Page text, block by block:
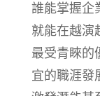
誰能掌握企
就能在越演
最受青睞的
宜的職涯發